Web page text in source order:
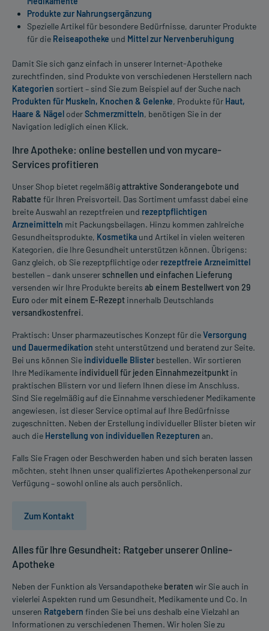
Produkte zur Nahrungsergänzung
Spezielle Artikel für besondere Bedürfnisse, darunter Produkte
für die Reiseapotheke und Mittel zur Nervenberuhigung
Damit Sie sich ganz einfach in unserer Internet-Apotheke
zurechtfinden, sind Produkte von verschiedenen Herstellern nach
Kategorien sortiert – sind Sie zum Beispiel auf der Suche nach
Produkten für Muskeln, Knochen & Gelenke, Produkte für Haut,
Haare & Nägel oderSchmerzmitteln, benötigen Sie in der
Navigation lediglich einen Klick.
Ihre Apotheke: online bestellen und von mycare-
Services profitieren
Unser Shop bietet regelmäßigattraktive Sonderangebote und
Rabatte für Ihren Preisvorteil. Das Sortiment umfasst dabei eine
breite Auswahl an rezeptfreien und rezeptpflichtigen
Arzneimitteln mit Packungsbeilagen. Hinzu kommen zahlreiche
Gesundheitsprodukte, Kosmetika und Artikel in vielen weiteren
Kategorien, die Ihre Gesundheit unterstützen können. Übrigens:
Ganz gleich, ob Sie rezeptpflichtige oder rezeptfreie Arzneimittel
bestellen – dank unsererschnellen und einfachen Lieferung
versenden wir Ihre Produkte bereits ab einem Bestellwert von 29
Euro oder mit einem E-Rezept innerhalb Deutschlands
versandkostenfrei.
Praktisch: Unser pharmazeutisches Konzept für dieVersorgung
und Dauermedikation steht unterstützend und beratend zur Seite.
Bei uns können Sie individuelle Blister bestellen. Wir sortieren
Ihre Medikamente individuell für jeden Einnahmezeitpunkt in
praktischen Blistern vor und liefern Ihnen diese im Anschluss.
Sind Sie regelmäßig auf die Einnahme verschiedener Medikamente
angewiesen, ist dieser Service optimal auf Ihre Bedürfnisse
zugeschnitten. Neben der Erstellung individueller Blister bieten wir
auch die Herstellung von individuellen Rezepturen an.
Falls Sie Fragen oder Beschwerden haben und sich beraten lassen
möchten, steht Ihnen unser qualifiziertes Apothekenpersonal zur
Verfügung – sowohl online als auch persönlich.
Zum Kontakt
Alles für Ihre Gesundheit: Ratgeber unserer Online-
Apotheke
Neben der Funktion als Versandapotheke beraten wir Sie auch in
vielerlei Aspekten rund um Gesundheit, Medikamente und Co. In
unseren Ratgebern finden Sie bei uns deshalb eine Vielzahl an
Informationen zu verschiedenen Themen. Wir holen Sie zu